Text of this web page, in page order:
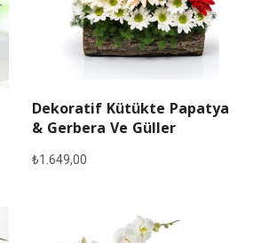
Dekoratif Kütükte Papatya
& Gerbera Ve Güller
₺1.649,00